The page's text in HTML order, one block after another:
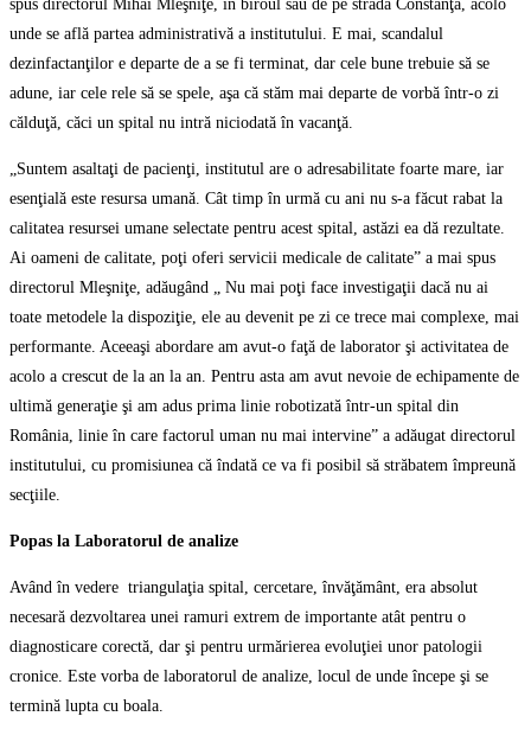
spus directorul Mihai Mleşniţe, în biroul său de pe strada Constanţa, acolo
unde se află partea administrativă a institutului. E mai, scandalul
dezinfactanţilor e departe de a se fi terminat, dar cele bune trebuie să se
adune, iar cele rele să se spele, aşa că stăm mai departe de vorbă într-o zi
călduţă, căci un spital nu intră niciodată în vacanţă.
„Suntem asaltaţi de pacienţi, institutul are o adresabilitate foarte mare, iar
esenţială este resursa umană. Cât timp în urmă cu ani nu s-a făcut rabat la
calitatea resursei umane selectate pentru acest spital, astăzi ea dă rezultate.
Ai oameni de calitate, poţi oferi servicii medicale de calitate” a mai spus
directorul Mleşniţe, adăugând „ Nu mai poţi face investigaţii dacă nu ai
toate metodele la dispoziţie, ele au devenit pe zi ce trece mai complexe, mai
performante. Aceeaşi abordare am avut-o faţă de laborator şi activitatea de
acolo a crescut de la an la an. Pentru asta am avut nevoie de echipamente de
ultimă generaţie şi am adus prima linie robotizată într-un spital din
România, linie în care factorul uman nu mai intervine” a adăugat directorul
institutului, cu promisiunea că îndată ce va fi posibil să străbatem împreună
secţiile.
Popas la Laboratorul de analize
Având în vedere triangulaţia spital, cercetare, învăţământ, era absolut
necesară dezvoltarea unei ramuri extrem de importante atât pentru o
diagnosticare corectă, dar şi pentru urmărierea evoluţiei unor patologii
cronice. Este vorba de laboratorul de analize, locul de unde începe şi se
termină lupta cu boala.